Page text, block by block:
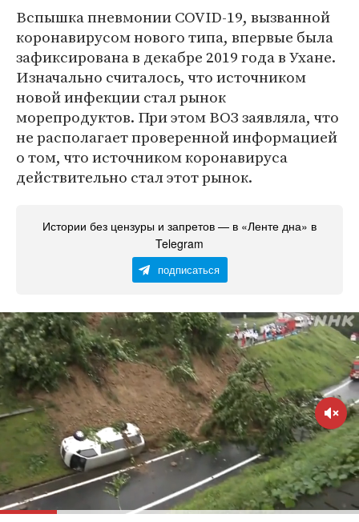
Вспышка пневмонии COVID-19, вызванной
коронавирусом нового типа, впервые была
зафиксирована в декабре 2019 года в Ухане.
Изначально считалось, что источником
новой инфекции стал рынок
морепродуктов. При этом ВОЗ заявляла, что
не располагает проверенной информацией
о том, что источником коронавируса
действительно стал этот рынок.
Истории без цензуры и запретов — в «Ленте дна» в
Telegram
подписаться